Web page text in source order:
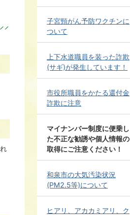
子宮頸がん予防ワクチンに
ついて
上下水道職員を装った詐欺
(サギ)が発生しています！
市役所職員をかたる還付金
詐欺に注意
マイナンバー制度に便乗し
た不正な勧誘や個人情報の
取得にご注意ください！
和泉市の大気汚染状況
(PM2.5等)について
ヒアリ、アカカミアリ、ク